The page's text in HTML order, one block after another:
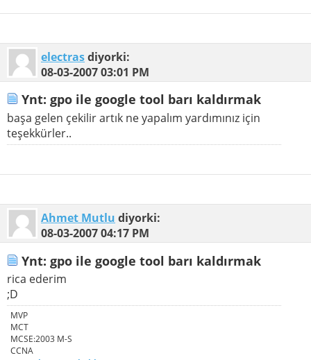
electrasdiyorki:
08-03-200703:01 PM
Ynt: gpo ile google tool barı kaldırmak
başa gelen çekilir artık ne yapalım yardımınız için
teşekkürler..
Ahmet Mutlu diyorki:
08-03-200704:17 PM
Ynt: gpo ile google tool barı kaldırmak
rica ederim
;D
MVP
MCT
MCSE:2003 M-S
CCNA